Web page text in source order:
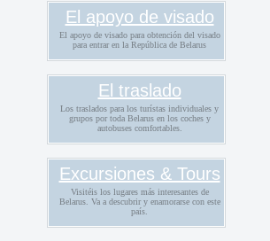
El apoyo de visado
El apoyo de visado para obtención del visado
para entrar en la República de Belarus
El traslado
Los traslados para los turístas individuales y
grupos por toda Belarus en los coches y
autobuses comfortables.
Excursiones & Tours
Visitéis los lugares más interesantes de
Belarus. Va a descubrir y enamorarse con este
país.